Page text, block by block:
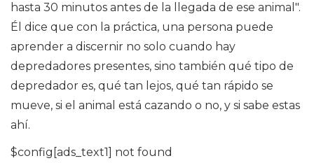
hasta 30 minutos antes de la llegada de ese animal".
Él dice que con la práctica, una persona puede
aprender a discernir no solo cuando hay
depredadores presentes, sino también qué tipo de
depredador es, qué tan lejos, qué tan rápido se
mueve, si el animal está cazando o no, y si sabe estas
ahí.
$config[ads_text1] not found